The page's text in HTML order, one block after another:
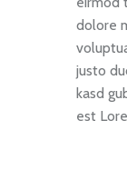
dolore
justo
kasd
est